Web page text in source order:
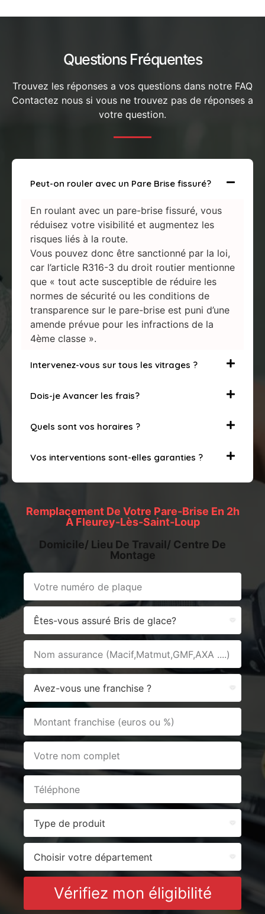
Questions Fréquentes
Trouvez les réponses a vos questions dans notre FAQ
Contactez nous si vous ne trouvez pas de réponses a
votre question.
Peut-on rouler avec un Pare Brise fissuré?
En roulant avec un pare-brise fissuré, vous
réduisez votre visibilité et augmentez les
risques liés à la route.
Vous pouvez donc être sanctionné par la loi,
car l’article R316-3 du droit routier mentionne
que « tout acte susceptible de réduire les
normes de sécurité ou les conditions de
transparence sur le pare-brise est puni d’une
amende prévue pour les infractions de la
4ème classe ».
Intervenez-vous sur tous les vitrages ?
Dois-je Avancer les frais?
Quels sont vos horaires ?
Vos interventions sont-elles garanties ?
Remplacement De Votre Pare-Brise En 2h
À Fleurey-Lès-Saint-Loup
Domicile/ Lieu De Travail/ Centre De
Montage
Vérifiez mon éligibilité